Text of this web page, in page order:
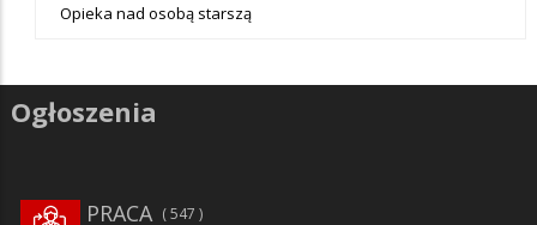
Opieka nad osobą starszą
Ogłoszenia
PRACA 547